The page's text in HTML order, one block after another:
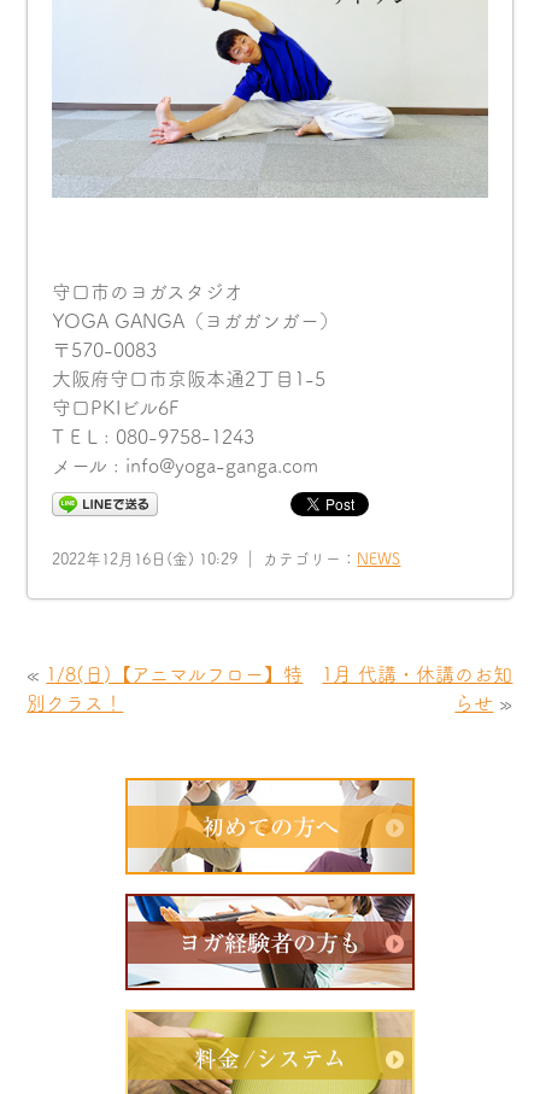
守口市のヨガスタジオ
YOGA GANGA（ヨガガンガー）
〒570-0083
大阪府守口市京阪本通2丁目1-5
守口PKIビル6F
T E L : 080-9758-1243
メール : info@yoga-ganga.com
2022年12月16日(金) 10:29 ｜ カテゴリー： NEWS
« 1/8(日)【アニマルフロー】特
別クラス！
1月 代講・休講のお知
らせ »